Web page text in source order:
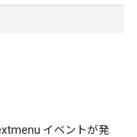
イベントが発